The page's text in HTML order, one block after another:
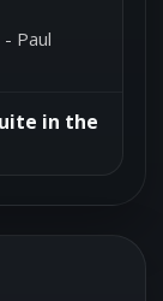
Paul
in the
Järvi,